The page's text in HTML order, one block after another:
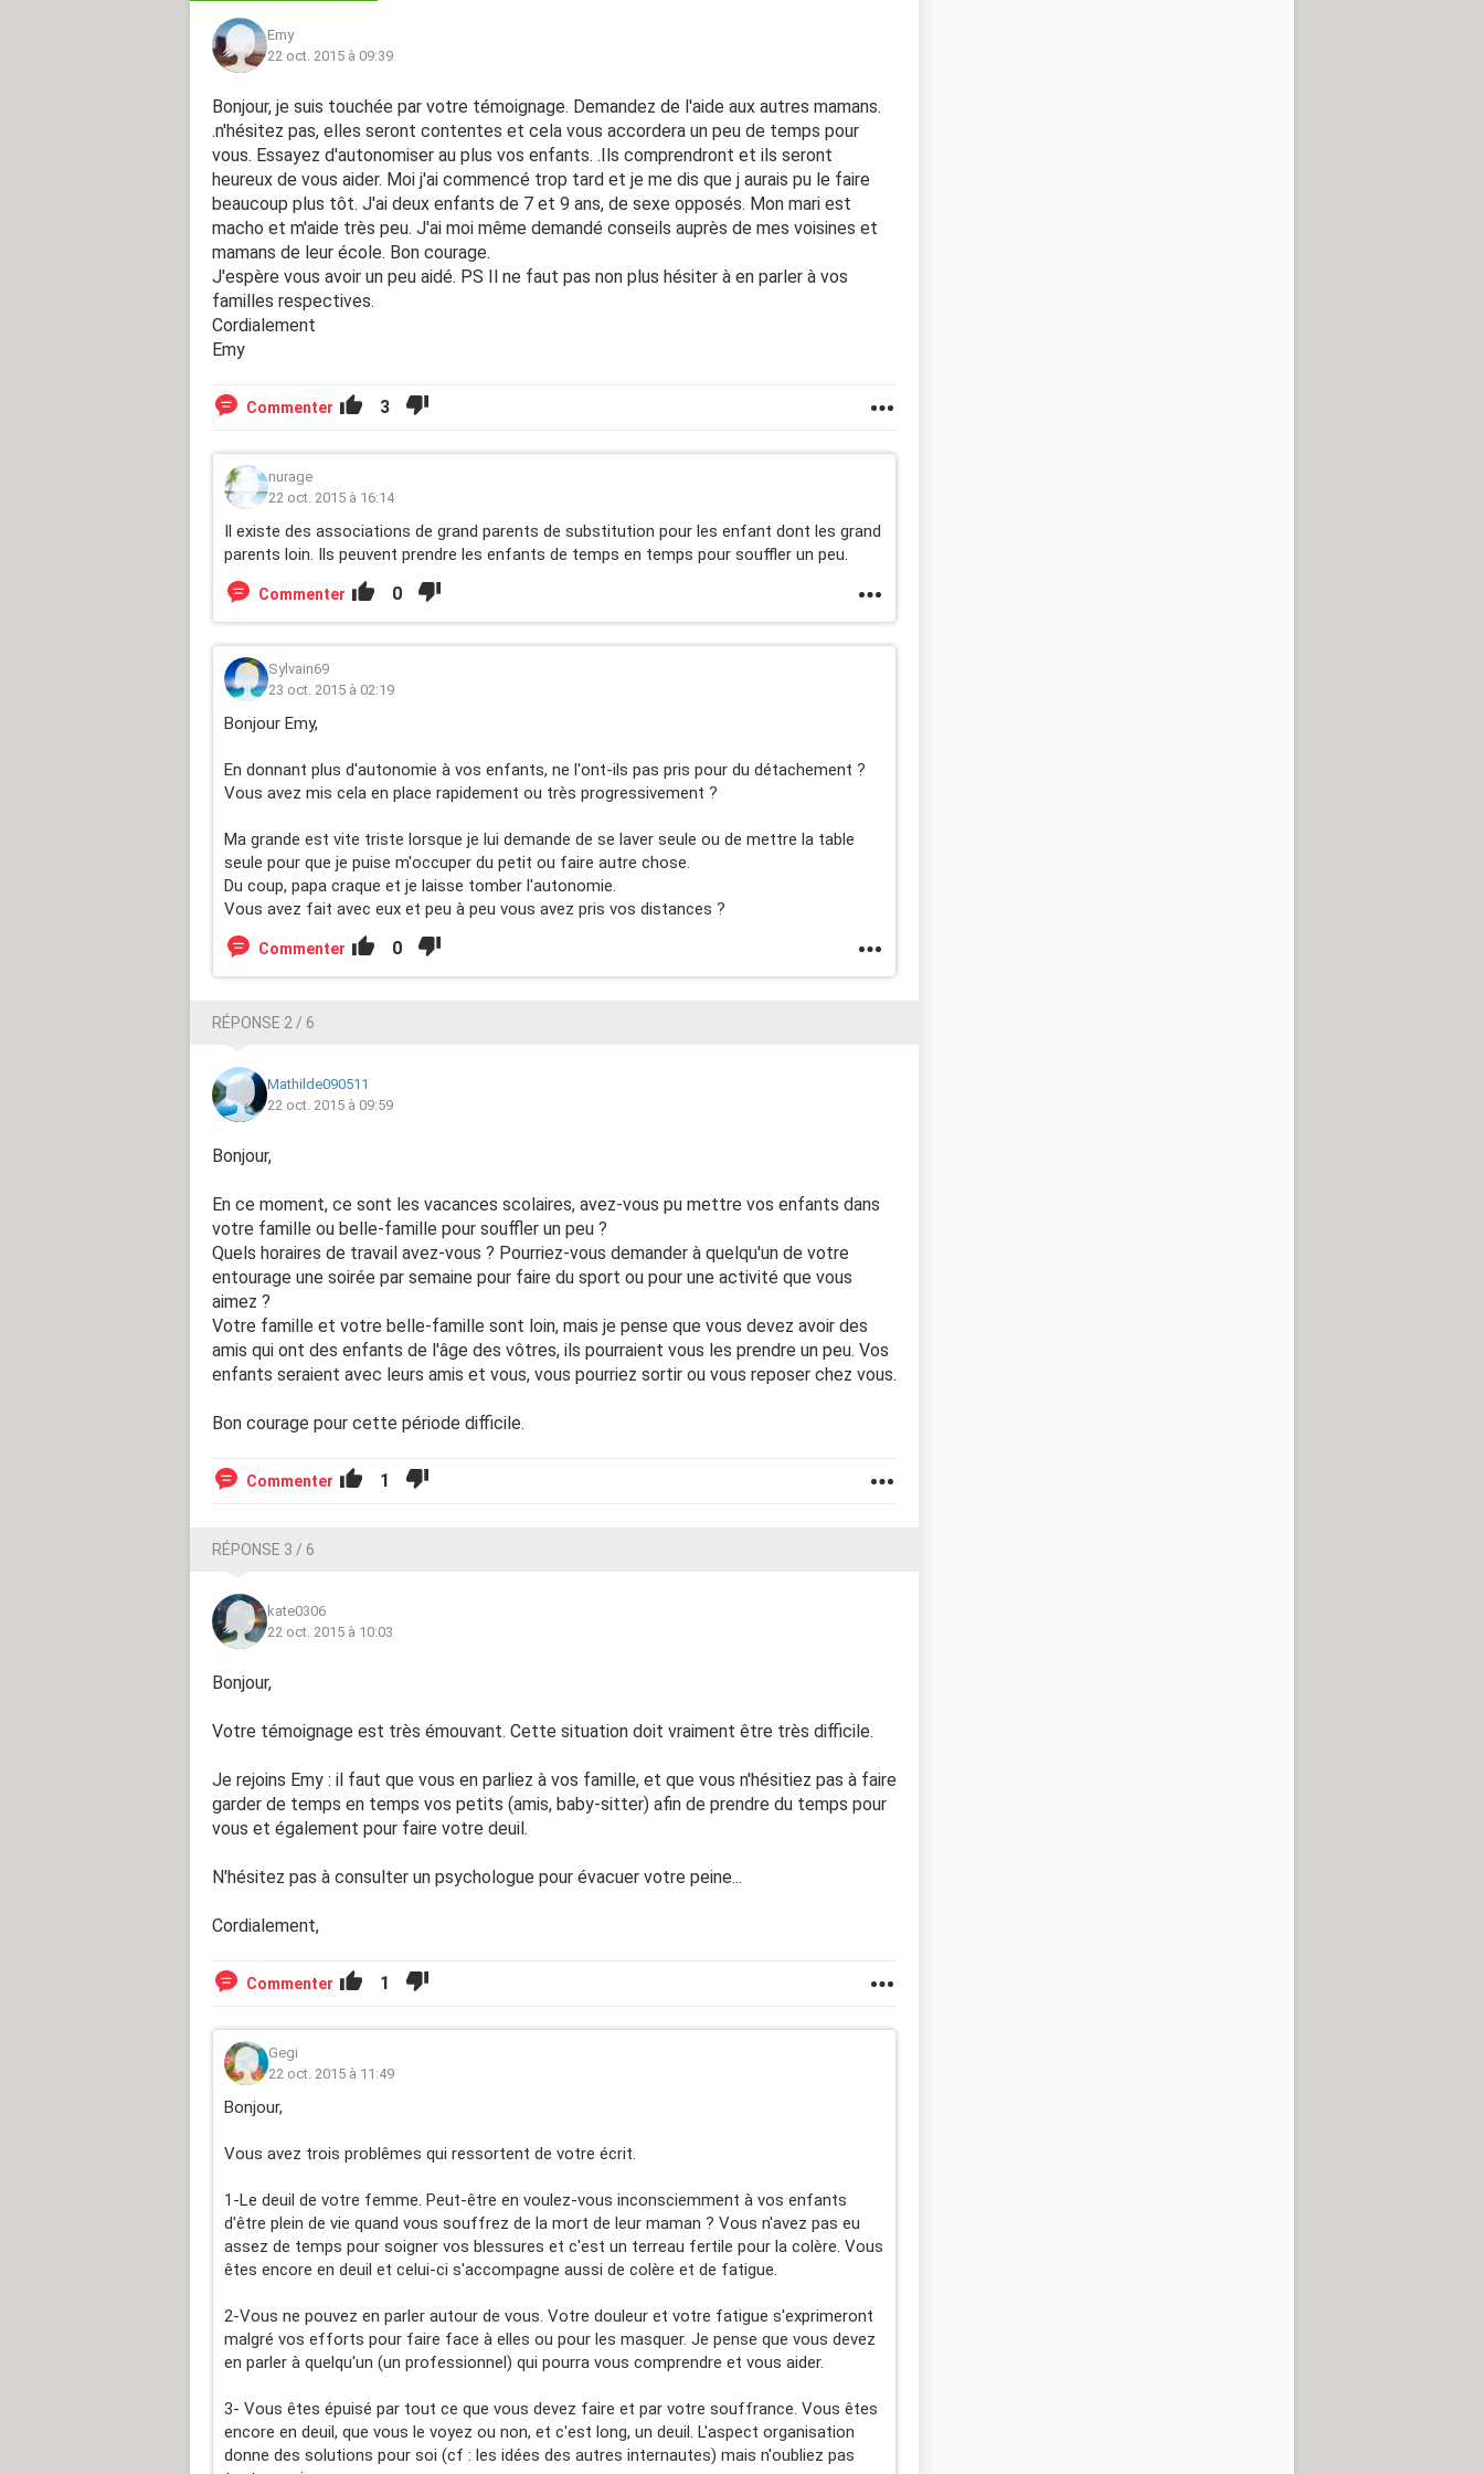
Emy
22 oct. 2015 à 09:39
Bonjour, je suis touchée par votre témoignage. Demandez de l'aide aux autres mamans.
.n'hésitez pas, elles seront contentes et cela vous accordera un peu de temps pour
vous. Essayez d'autonomiser au plus vos enfants. .Ils comprendront et ils seront
heureux de vous aider. Moi j'ai commencé trop tard et je me dis que j aurais pu le faire
beaucoup plus tôt. J'ai deux enfants de 7 et 9 ans, de sexe opposés. Mon mari est
macho et m'aide très peu. J'ai moi même demandé conseils auprès de mes voisines et
mamans de leur école. Bon courage.
J'espère vous avoir un peu aidé. PS Il ne faut pas non plus hésiter à en parler à vos
familles respectives.
Cordialement
Emy
Commenter 3
nurage
22 oct. 2015 à 16:14
Il existe des associations de grand parents de substitution pour les enfant dont les grand
parents loin. Ils peuvent prendre les enfants de temps en temps pour souffler un peu.
Commenter 0
Sylvain69
23 oct. 2015 à 02:19
Bonjour Emy,
En donnant plus d'autonomie à vos enfants, ne l'ont-ils pas pris pour du détachement ?
Vous avez mis cela en place rapidement ou très progressivement ?
Ma grande est vite triste lorsque je lui demande de se laver seule ou de mettre la table
seule pour que je puise m'occuper du petit ou faire autre chose.
Du coup, papa craque et je laisse tomber l'autonomie.
Vous avez fait avec eux et peu à peu vous avez pris vos distances ?
Commenter 0
RÉPONSE 2 / 6
Mathilde090511
22 oct. 2015 à 09:59
Bonjour,
En ce moment, ce sont les vacances scolaires, avez-vous pu mettre vos enfants dans
votre famille ou belle-famille pour souffler un peu ?
Quels horaires de travail avez-vous ? Pourriez-vous demander à quelqu'un de votre
entourage une soirée par semaine pour faire du sport ou pour une activité que vous
aimez ?
Votre famille et votre belle-famille sont loin, mais je pense que vous devez avoir des
amis qui ont des enfants de l'âge des vôtres, ils pourraient vous les prendre un peu. Vos
enfants seraient avec leurs amis et vous, vous pourriez sortir ou vous reposer chez vous.
Bon courage pour cette période difficile.
Commenter 1
RÉPONSE 3 / 6
kate0306
22 oct. 2015 à 10:03
Bonjour,
Votre témoignage est très émouvant. Cette situation doit vraiment être très difficile.
Je rejoins Emy : il faut que vous en parliez à vos famille, et que vous n'hésitiez pas à faire
garder de temps en temps vos petits (amis, baby-sitter) afin de prendre du temps pour
vous et également pour faire votre deuil.
N'hésitez pas à consulter un psychologue pour évacuer votre peine...
Cordialement,
Commenter 1
Gegi
22 oct. 2015 à 11:49
Bonjour,
Vous avez trois problêmes qui ressortent de votre écrit.
1-Le deuil de votre femme. Peut-être en voulez-vous inconsciemment à vos enfants
d'être plein de vie quand vous souffrez de la mort de leur maman ? Vous n'avez pas eu
assez de temps pour soigner vos blessures et c'est un terreau fertile pour la colère. Vous
êtes encore en deuil et celui-ci s'accompagne aussi de colère et de fatigue.
2-Vous ne pouvez en parler autour de vous. Votre douleur et votre fatigue s'exprimeront
malgré vos efforts pour faire face à elles ou pour les masquer. Je pense que vous devez
en parler à quelqu'un (un professionnel) qui pourra vous comprendre et vous aider.
3- Vous êtes épuisé par tout ce que vous devez faire et par votre souffrance. Vous êtes
encore en deuil, que vous le voyez ou non, et c'est long, un deuil. L'aspect organisation
donne des solutions pour soi (cf : les idées des autres internautes) mais n'oubliez pas